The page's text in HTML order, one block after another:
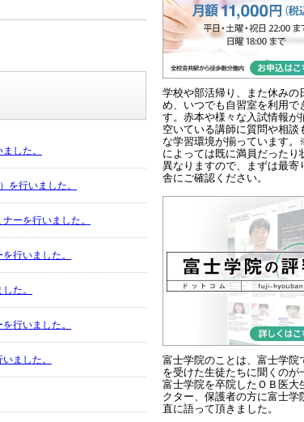
した。
を行いました。
ーを行いました。
行いました。
た。
行いました。
ました。
学校や部活帰り、また休みの
め、いつでも自習室を利用で
す。赤本や様々な入試情報が
空いている講師に質問や相談
な学習環境が揃っています
によっては既に満員だったり
異なりますので、まずは最寄
舎にご確認ください。
富士学院のことは、富士学院
を受けた生徒たちに聞くのが
富士学院を卒院したＯＢ医大
クター、保護者の方に富士学
直に語って頂きました。